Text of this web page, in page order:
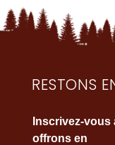
RESTONS
Inscrivez-
offrons en